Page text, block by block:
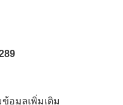
อมูลเพิ่มเติม